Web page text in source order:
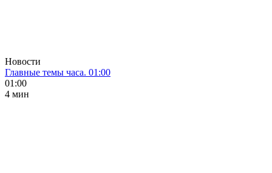
Новости
Главные темы часа. 01:00
01:00
4 мин